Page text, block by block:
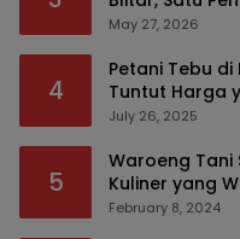
Serius
May 27, 2026
4
Petani Tebu
Tuntut Harga
July 26, 2025
5
Waroeng Tani
Kuliner yang
February 8, 2024